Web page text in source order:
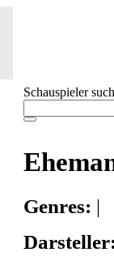
Schauspieler
Genres: |
Darsteller: